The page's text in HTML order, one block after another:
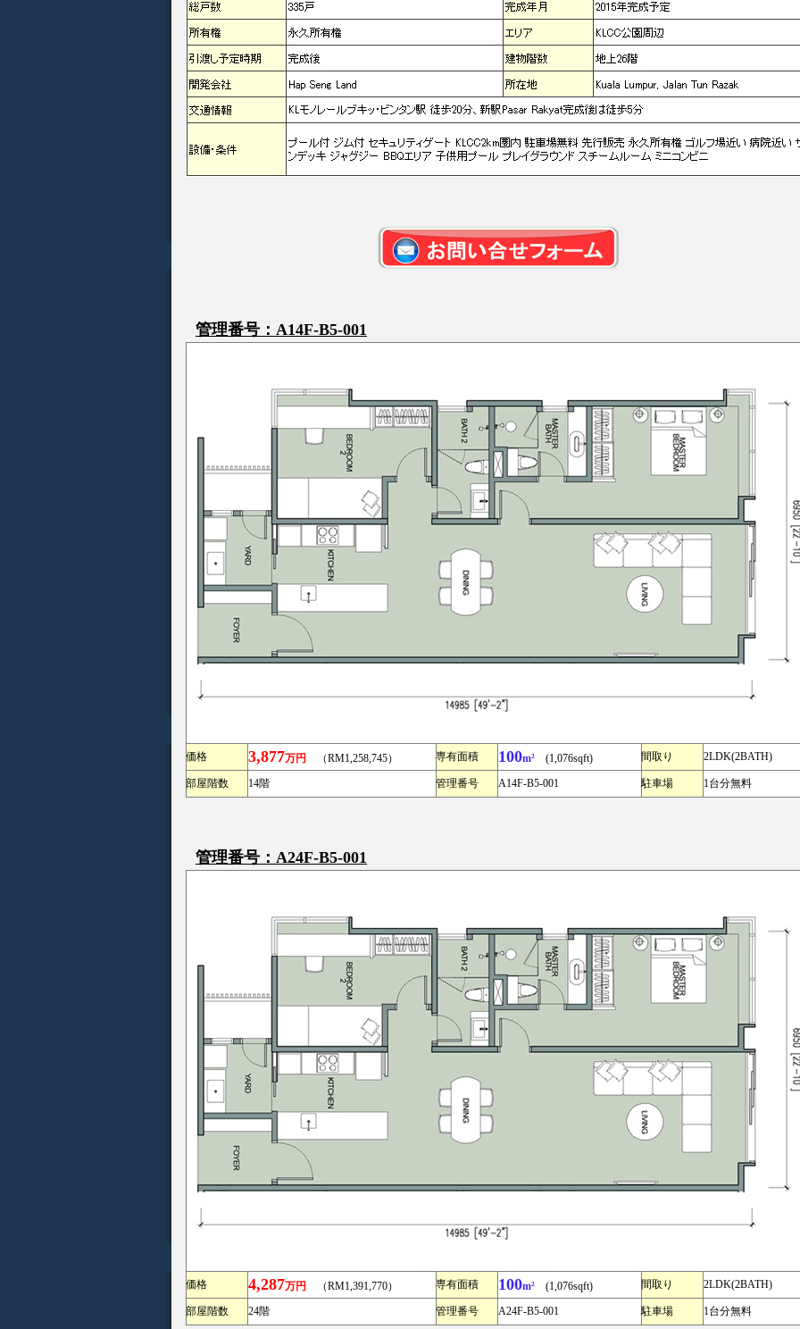
管理番号：A14F-B5-001
価格 3,877万円 （RM1,258,745） 専有面積 100m² (1,076sqft) 間取り 2LDK(2BATH)
部屋階数 14階 管理番号 A14F-B5-001 駐車場 1台分無料
管理番号：A24F-B5-001
価格 4,287万円 （RM1,391,770） 専有面積 100m² (1,076sqft) 間取り 2LDK(2BATH)
部屋階数 24階 管理番号 A24F-B5-001 駐車場 1台分無料